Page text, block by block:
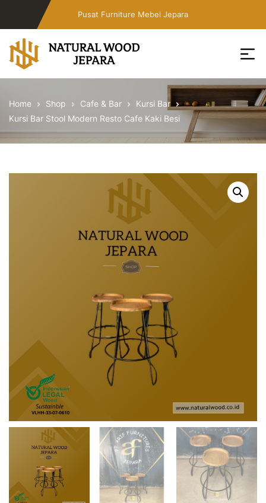
content
Pusat Furniture Mebel Jepara
Toko
Cafe
Jepara
Jati
Home Shop Cafe & Bar
Kursi Bar
Kursi Bar Stool Modern Resto Cafe Kaki Besi